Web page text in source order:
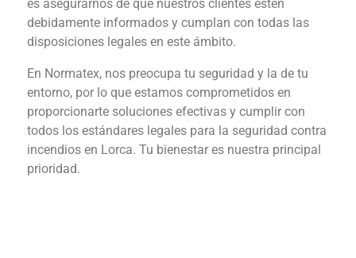
es asegurarnos de que nuestros clientes estén
debidamente informados y cumplan con todas las
disposiciones legales en este ámbito.
En Normatex, nos preocupa tu seguridad y la de tu
entorno, por lo que estamos comprometidos en
proporcionarte soluciones efectivas y cumplir con
todos los estándares legales para la seguridad contra
incendios en Lorca. Tu bienestar es nuestra principal
prioridad.